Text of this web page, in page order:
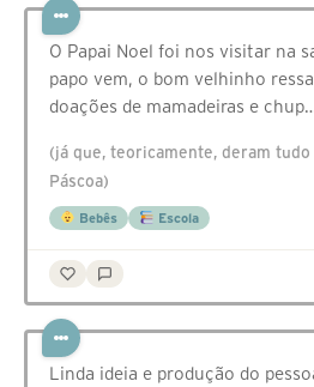
O Papai Noel foi nos visitar na
papo vem, o bom velhinho
doações de mamadeiras e
(já que, teoricamente, deram
Páscoa)
Bebês Escola
Linda ideia e produção do